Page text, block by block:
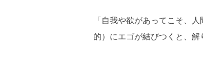
「自我や欲があってこそ、
的）にエゴが結びつくと、解